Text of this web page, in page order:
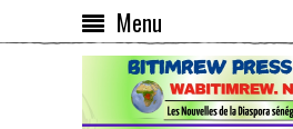
Menu